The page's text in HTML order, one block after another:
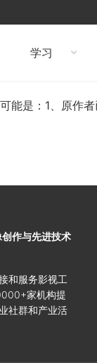
学习
能是：1、原作
作与先进技术
和服务影视工
家机构提
社群和产业活